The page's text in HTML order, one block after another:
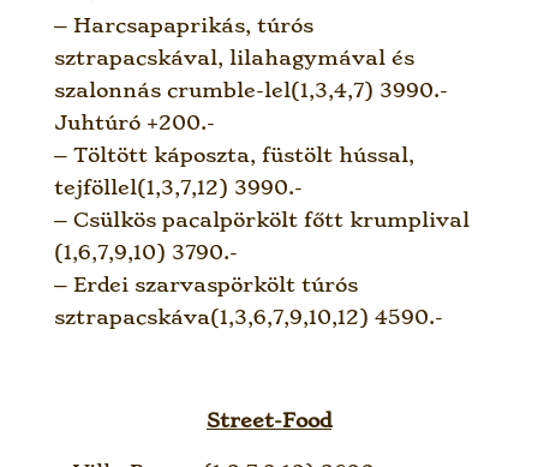
– Harcsapaprikás, túrós
sztrapacskával, lilahagymával és
szalonnás crumble-lel(1,3,4,7) 3990.-
Juhtúró +200.-
– Töltött káposzta, füstölt hússal,
tejföllel(1,3,7,12) 3990.-
– Csülkös pacalpörkölt főtt krumplival
(1,6,7,9,10) 3790.-
– Erdei szarvaspörkölt túrós
sztrapacskáva(1,3,6,7,9,10,12) 4590.-
Street-Food